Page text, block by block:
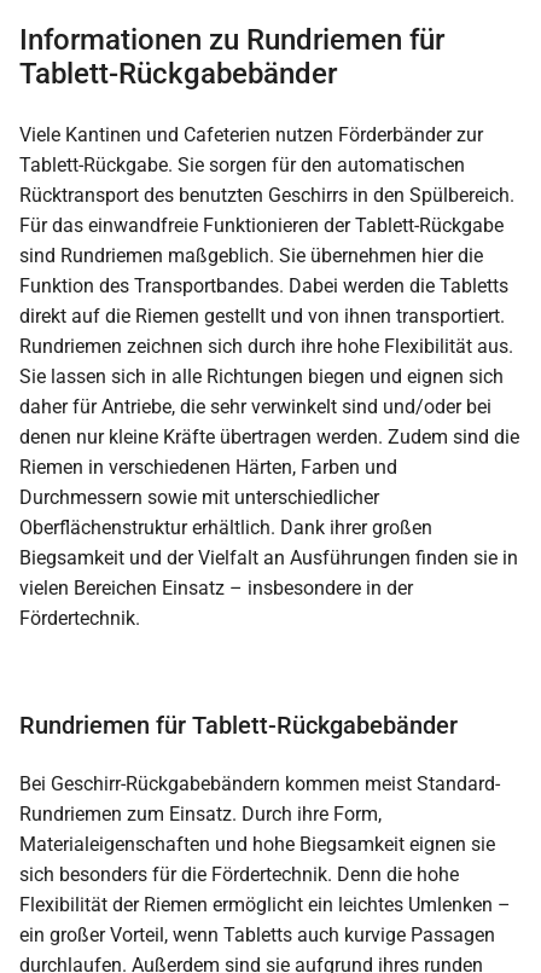
Informationen zu Rundriemen für
Tablett-Rückgabebänder
Viele Kantinen und Cafeterien nutzen Förderbänder zur
Tablett-Rückgabe. Sie sorgen für den automatischen
Rücktransport des benutzten Geschirrs in den Spülbereich.
Für das einwandfreie Funktionieren der Tablett-Rückgabe
sind Rundriemen maßgeblich. Sie übernehmen hier die
Funktion des Transportbandes. Dabei werden die Tabletts
direkt auf die Riemen gestellt und von ihnen transportiert.
Rundriemen zeichnen sich durch ihre hohe Flexibilität aus.
Sie lassen sich in alle Richtungen biegen und eignen sich
daher für Antriebe, die sehr verwinkelt sind und/oder bei
denen nur kleine Kräfte übertragen werden. Zudem sind die
Riemen in verschiedenen Härten, Farben und
Durchmessern sowie mit unterschiedlicher
Oberflächenstruktur erhältlich. Dank ihrer großen
Biegsamkeit und der Vielfalt an Ausführungen finden sie in
vielen Bereichen Einsatz – insbesondere in der
Fördertechnik.
Rundriemen für Tablett-Rückgabebänder
Bei Geschirr-Rückgabebändern kommen meist Standard-
Rundriemen zum Einsatz. Durch ihre Form,
Materialeigenschaften und hohe Biegsamkeit eignen sie
sich besonders für die Fördertechnik. Denn die hohe
Flexibilität der Riemen ermöglicht ein leichtes Umlenken –
ein großer Vorteil, wenn Tabletts auch kurvige Passagen
durchlaufen. Außerdem sind sie aufgrund ihres runden